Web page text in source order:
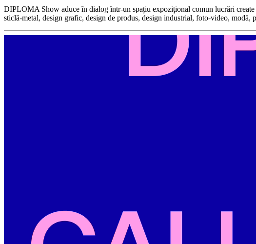
DIPLOMA Show aduce în dialog într-un spațiu expozițional comun lucrări
sticlă-metal, design grafic, design de produs, design industrial, foto-video,